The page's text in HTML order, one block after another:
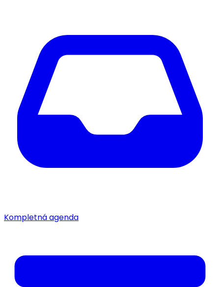
Kompletná agenda